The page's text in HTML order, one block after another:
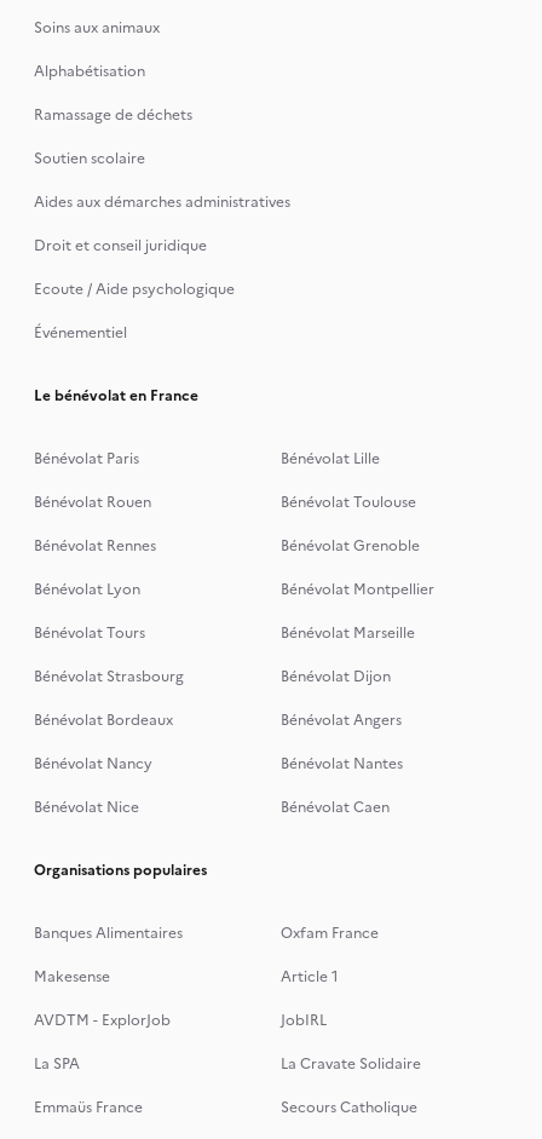
Soins aux animaux
Alphabétisation
Ramassage de déchets
Soutien scolaire
Aides aux démarches administratives
Droit et conseil juridique
Ecoute / Aide psychologique
Événementiel
Le bénévolat en France
Bénévolat Paris
Bénévolat Lille
Bénévolat Rouen
Bénévolat Toulouse
Bénévolat Rennes
Bénévolat Grenoble
Bénévolat Lyon
Bénévolat Montpellier
Bénévolat Tours
Bénévolat Marseille
Bénévolat Strasbourg
Bénévolat Dijon
Bénévolat Bordeaux
Bénévolat Angers
Bénévolat Nancy
Bénévolat Nantes
Bénévolat Nice
Bénévolat Caen
Organisations populaires
Banques Alimentaires
Oxfam France
Makesense
Article 1
AVDTM - ExplorJob
JobIRL
La SPA
La Cravate Solidaire
Emmaüs France
Secours Catholique